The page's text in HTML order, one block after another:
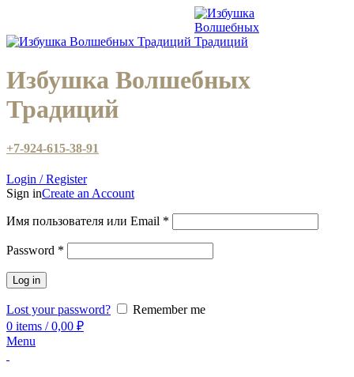
Избушка Волшебных
Традиций
+7-924-615-38-91
Login / Register
Sign inCreate an Account
Имя пользователя или Email *
Password *
Log in
Lost your password?
Remember me
0 items / 0,00 ₽
Menu